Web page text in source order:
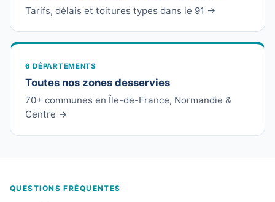
Tarifs, délais et toitures types dans le 91 →
6 DÉPARTEMENTS
Toutes nos zones desservies
70+ communes en Île-de-France, Normandie &
Centre →
QUESTIONS FRÉQUENTES